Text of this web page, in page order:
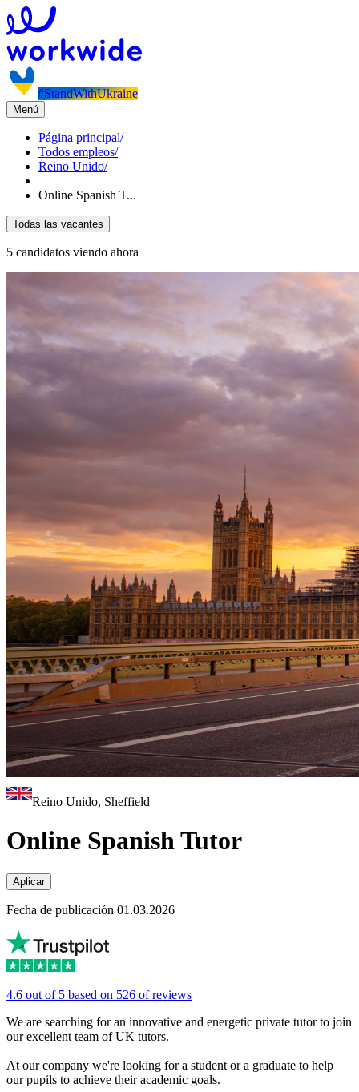
#StandWithUkraine
Menú
Página principal/
Todos empleos/
Reino Unido/
Online Spanish T...
Todas las vacantes
5 candidatos viendo ahora
Reino Unido, Sheffield
Online Spanish Tutor
Aplicar
Fecha de publicación 01.03.2026
4.6 out of 5 based on 526 of reviews
We are searching for an innovative and energetic private tutor to join
our excellent team of UK tutors.
At our company we're looking for a student or a graduate to help
our pupils to achieve their academic goals.